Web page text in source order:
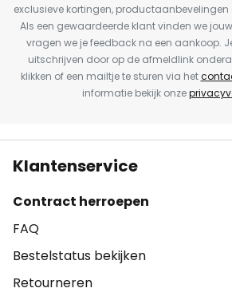
exclusieve kortingen,
Als een gewaardeerde klant vinden we
vragen we je feedback na een aankoop.
uitschrijven door op de afmeldlink
klikken of een mailtje te sturen via het
informatie bekijk onze
Klantenservice
Contract herroepen
FAQ
Bestelstatus bekijken
Retourneren